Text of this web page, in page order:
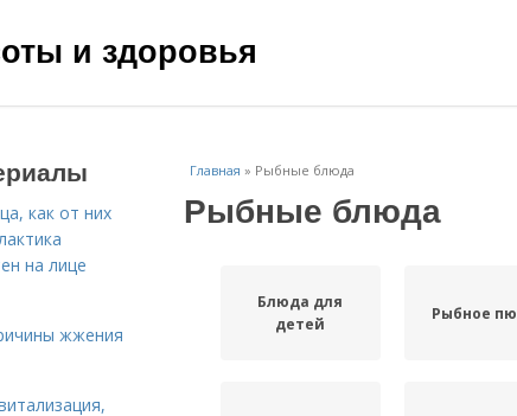
и здоровья
Главная » Рыбные блюда
Рыбные блюда
Блюда для
детей
Рыбное
как от них
на лице
жжения